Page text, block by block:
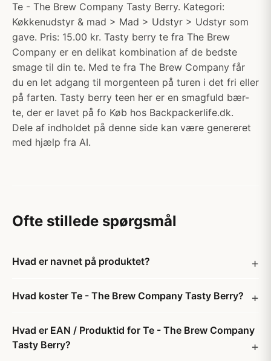
Te - The Brew Company Tasty Berry. Kategori:
Køkkenudstyr & mad > Mad > Udstyr > Udstyr som
gave. Pris: 15.00 kr. Tasty berry te fra The Brew
Company er en delikat kombination af de bedste
smage til din te. Med te fra The Brew Company får
du en let adgang til morgenteen på turen i det fri eller
på farten. Tasty berry teen her er en smagfuld bær-
te, der er lavet på fo Køb hos Backpackerlife.dk.
Dele af indholdet på denne side kan være genereret
med hjælp fra AI.
Ofte stillede spørgsmål
Hvad er navnet på produktet?
Hvad koster Te - The Brew Company Tasty Berry?
Hvad er EAN / Produktid for Te - The Brew Company
Tasty Berry?